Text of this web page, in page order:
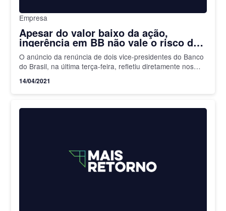
Empresa
Apesar do valor baixo da ação,
ingerência em BB não vale o risco do
investimento, diz Genial
O anúncio da renúncia de dois vice-presidentes do Banco
do Brasil, na última terça-feira, refletiu diretamente nos
14/04/2021